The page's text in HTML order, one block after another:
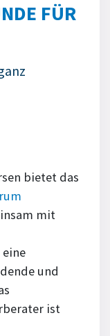
FÜR
bietet das
mit
und
ist